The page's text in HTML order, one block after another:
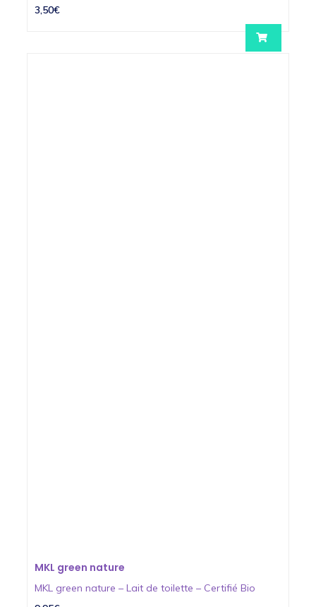
3,50€
MKL green nature
MKL green nature – Lait de toilette – Certifié Bio